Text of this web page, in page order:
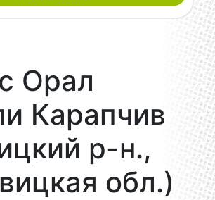
Орал
Карапчив
р-н.,
обл.)